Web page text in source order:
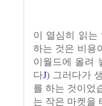
이 열심히 읽는
하는 것은 비용
이월드에 올려
다J) 그러다가
를 하는 것이었
는 작은 마켓을